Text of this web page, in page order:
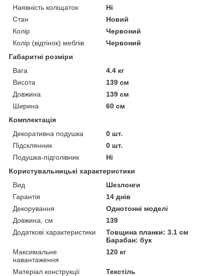
Наявність коліщаток
Ні
Стан
Новий
Колір
Червоний
Колір (відтінок) меблів
Червоний
Габаритні розміри
Вага
4.4 кг
Висота
139 см
Довжина
139 см
Ширина
60 см
Комплектація
Декоративна подушка
0 шт.
Підсклянник
0 шт.
Подушка-підголівник
Ні
Користувальницькі характеристики
Вид
Шезлонги
Гарантія
14 днів
Декорування
Однотонні моделі
Довжина, см
139
Додаткові характеристики
Товщина планки: 3.1 см
Барабан: бук
Максимальне
навантаження
120 кг
Матеріал конструкції
Текстіль